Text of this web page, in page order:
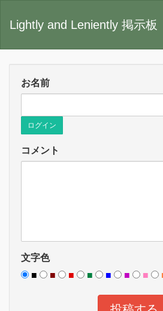
Lightly and Leniently 掲示板
お名前
ログイン
コメント
文字色
■
■ ■ ■ ■ ■ ■